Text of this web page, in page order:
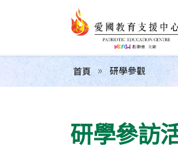
首頁 研學參觀
研學參訪